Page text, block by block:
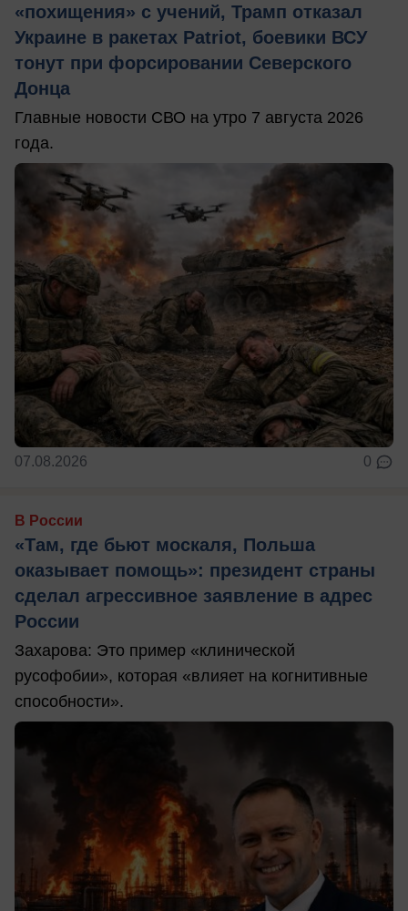
«похищения» с учений, Трамп отказал
Украине в ракетах Patriot, боевики ВСУ
тонут при форсировании Северского
Донца
Главные новости СВО на утро 7 августа 2026
года.
07.08.2026 0
В России
«Там, где бьют москаля, Польша
оказывает помощь»: президент страны
сделал агрессивное заявление в адрес
России
Захарова: Это пример «клинической
русофобии», которая «влияет на когнитивные
способности».